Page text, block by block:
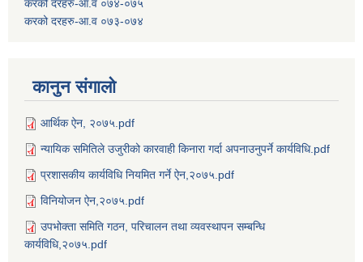
करको दरहरु-आ.व ०७४-०७५
करको दरहरु-आ.व ०७३-०७४
कानुन संगालो
आर्थिक ऐन, २०७५.pdf
न्यायिक समितिले उजुरीको कारवाही किनारा गर्दा अपनाउनुपर्ने कार्यविधि.pdf
प्रशासकीय कार्यविधि नियमित गर्ने ऐन,२०७५.pdf
विनियोजन ऐन,२०७५.pdf
उपभोक्ता समिति गठन, परिचालन तथा व्यवस्थापन सम्बन्धि
कार्यविधि,२०७५.pdf